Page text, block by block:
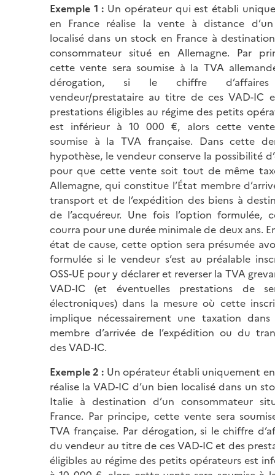
Exemple 1 : Un opérateur qui est établi
en France réalise la vente à distance
localisé dans un stock en France à
consommateur situé en Allemagne. Par
cette vente sera soumise à la TVA
dérogation, si le chiffre
vendeur/prestataire au titre de ces VAD-IC
prestations éligibles au régime des petits
est inférieur à 10 000 €, alors cette
soumise à la TVA française. Dans cette
hypothèse, le vendeur conserve la possibilité
pour que cette vente soit tout de même
Allemagne, qui constitue l’État membre
transport et de l’expédition des biens à
de l’acquéreur. Une fois l’option formulée,
courra pour une durée minimale de deux ans.
état de cause, cette option sera présumée
formulée si le vendeur s’est au préalable
OSS-UE pour y déclarer et reverser la TVA
VAD-IC (et éventuelles prestations de
électroniques) dans la mesure où cette
implique nécessairement une taxation dans
membre d’arrivée de l’expédition ou du
des VAD-IC.
Exemple 2 : Un opérateur établi uniquement
réalise la VAD-IC d’un bien localisé dans un
Italie à destination d’un consommateur
France. Par principe, cette vente sera
TVA française. Par dérogation, si le chiffre
du vendeur au titre de ces VAD-IC et des
éligibles au régime des petits opérateurs est